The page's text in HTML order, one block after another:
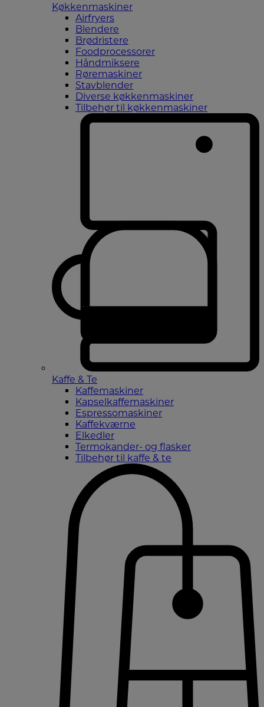
Køkkenmaskiner
Airfryers
Blendere
Brødristere
Foodprocessorer
Håndmiksere
Røremaskiner
Stavblender
Diverse køkkenmaskiner
Tilbehør til køkkenmaskiner
Kaffe & Te
Kaffemaskiner
Kapselkaffemaskiner
Espressomaskiner
Kaffekværne
Elkedler
Termokander- og flasker
Tilbehør til kaffe & te